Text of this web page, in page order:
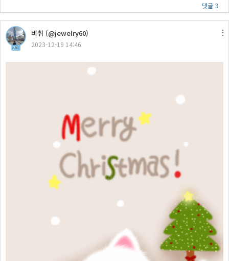
댓글 3
21
비취 (@jewelry60)
2023-12-19 14:46